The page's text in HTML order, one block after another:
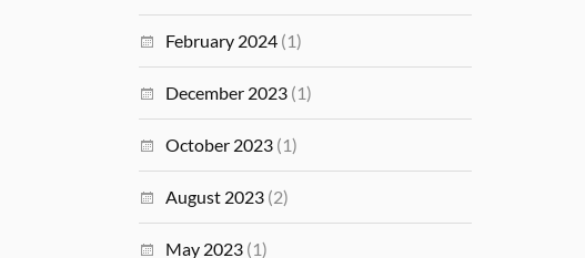
February 2024 (1)
December 2023 (1)
October 2023 (1)
August 2023 (2)
May 2023 (1)